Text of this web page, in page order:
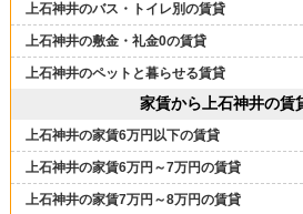
上石神井のバス・トイレ別の賃貸
上石神井の敷金・礼金0の賃貸
上石神井のペットと暮らせる賃貸
家賃から上石神井の賃
上石神井の家賃6万円以下の賃貸
上石神井の家賃6万円～7万円の賃貸
上石神井の家賃7万円～8万円の賃貸